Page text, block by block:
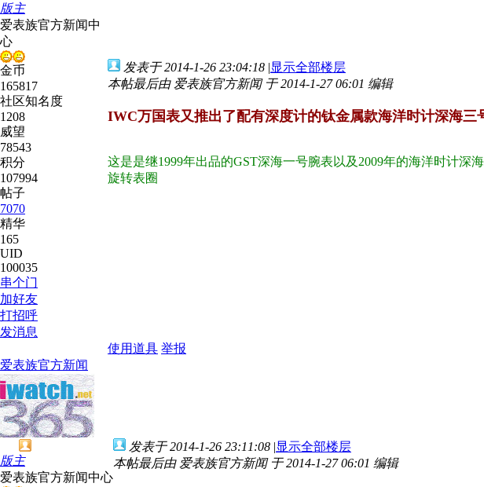
版主
爱表族官方新闻中
心
金币
165817
社区知名度
1208
威望
78543
积分
107994
帖子
7070
精华
165
UID
100035
串个门
加好友
打招呼
发消息
发表于 2014-1-26 23:04:18 |显示全部楼层
本帖最后由 爱表族官方新闻 于 2014-1-27 06:01 编辑
IWC万国表又推出了配有深度计的钛金属款海洋时计深海三
这是是继1999年出品的GST深海一号腕表以及2009年的海洋时计
旋转表圈
使用道具 举报
爱表族官方新闻
版主
爱表族官方新闻中心
发表于 2014-1-26 23:11:08 |显示全部楼层
本帖最后由 爱表族官方新闻 于 2014-1-27 06:01 编辑